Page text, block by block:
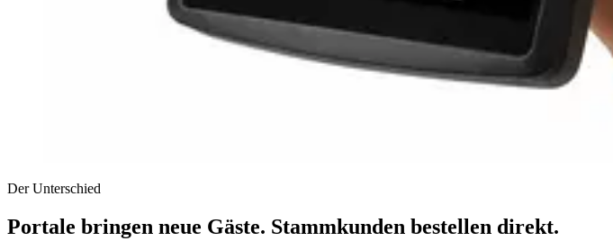
Der Unterschied
Portale bringen neue Gäste. Stammkunden bestellen direkt.